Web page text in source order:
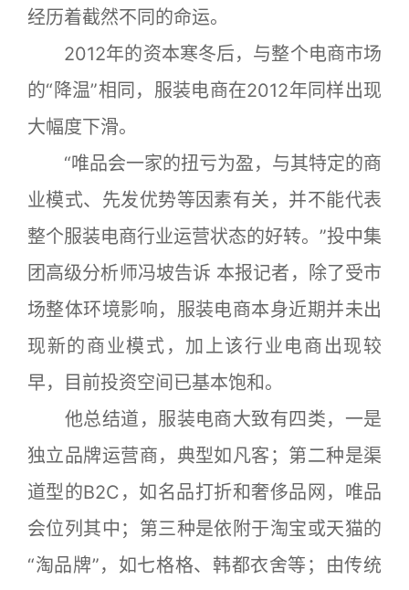
经历着截然不同的命运。
2012年的资本寒冬后，与整个电商市场
的“降温”相同，服装电商在2012年同样出现
大幅度下滑。
“唯品会一家的扭亏为盈，与其特定的商
业模式、先发优势等因素有关，并不能代表
整个服装电商行业运营状态的好转。”投中集
团高级分析师冯坡告诉 本报记者，除了受市
场整体环境影响，服装电商本身近期并未出
现新的商业模式，加上该行业电商出现较
早，目前投资空间已基本饱和。
他总结道，服装电商大致有四类，一是
独立品牌运营商，典型如凡客；第二种是渠
道型的B2C，如名品打折和奢侈品网，唯品
会位列其中；第三种是依附于淘宝或天猫的
“淘品牌”，如七格格、韩都衣舍等；由传统